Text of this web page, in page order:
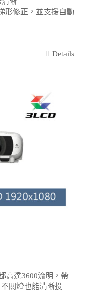
形修正，並支援自動
Details
高達3600流明，帶
關燈也能清晰投